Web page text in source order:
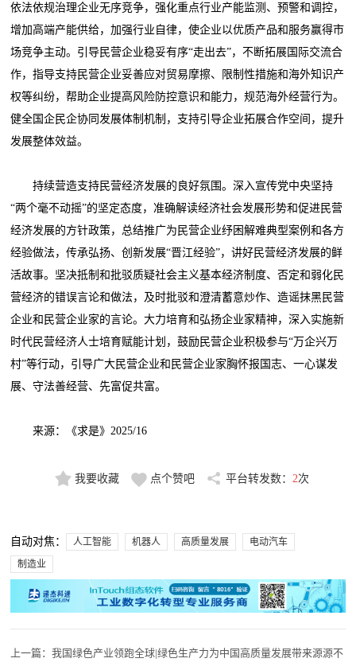
依法依规治理企业无序竞争，强化重点行业产能监测、预警和调控，
增加高端产能供给，加强行业自律，使企业以优质产品和服务赢得市
场竞争主动。引导民营企业稳妥有序“走出去”，不断拓展国际交流合
作，指导支持民营企业妥善应对贸易摩擦、限制性措施和海外知识产
权等纠纷，帮助企业提高风险防控意识和能力，规范海外经营行为。
健全国企民企协同发展体制机制，支持引导企业拓展合作空间，提升
发展整体效益。
持续营造支持民营经济发展的良好氛围。深入宣传党中央坚持
“两个毫不动摇”的坚定态度，准确解读经济社会发展形势和促进民营
经济发展的方针政策，总结推广为民营企业纾困解难典型案例和各方
经验做法，传承弘扬、创新发展“晋江经验”，讲好民营经济发展的鲜
活故事。坚决抵制和批驳质疑社会主义基本经济制度、否定和弱化民
营经济的错误言论和做法，及时批驳和澄清蓄意炒作、造谣抹黑民营
企业和民营企业家的言论。大力培育和弘扬企业家精神，深入实施新
时代民营经济人士培育赋能计划，鼓励民营企业积极参与“万企兴万
村”等行动，引导广大民营企业和民营企业家胸怀报国志、一心谋发
展、守法善经营、先富促共富。
来源：《求是》2025/16
我要收藏 点个赞吧 平台转发数： 2次
自动对焦： 人工智能 机器人 高质量发展
电动汽车
制造业
上一篇：我国绿色产业领跑全球|绿色生产力为中国高质量发展带来源源不